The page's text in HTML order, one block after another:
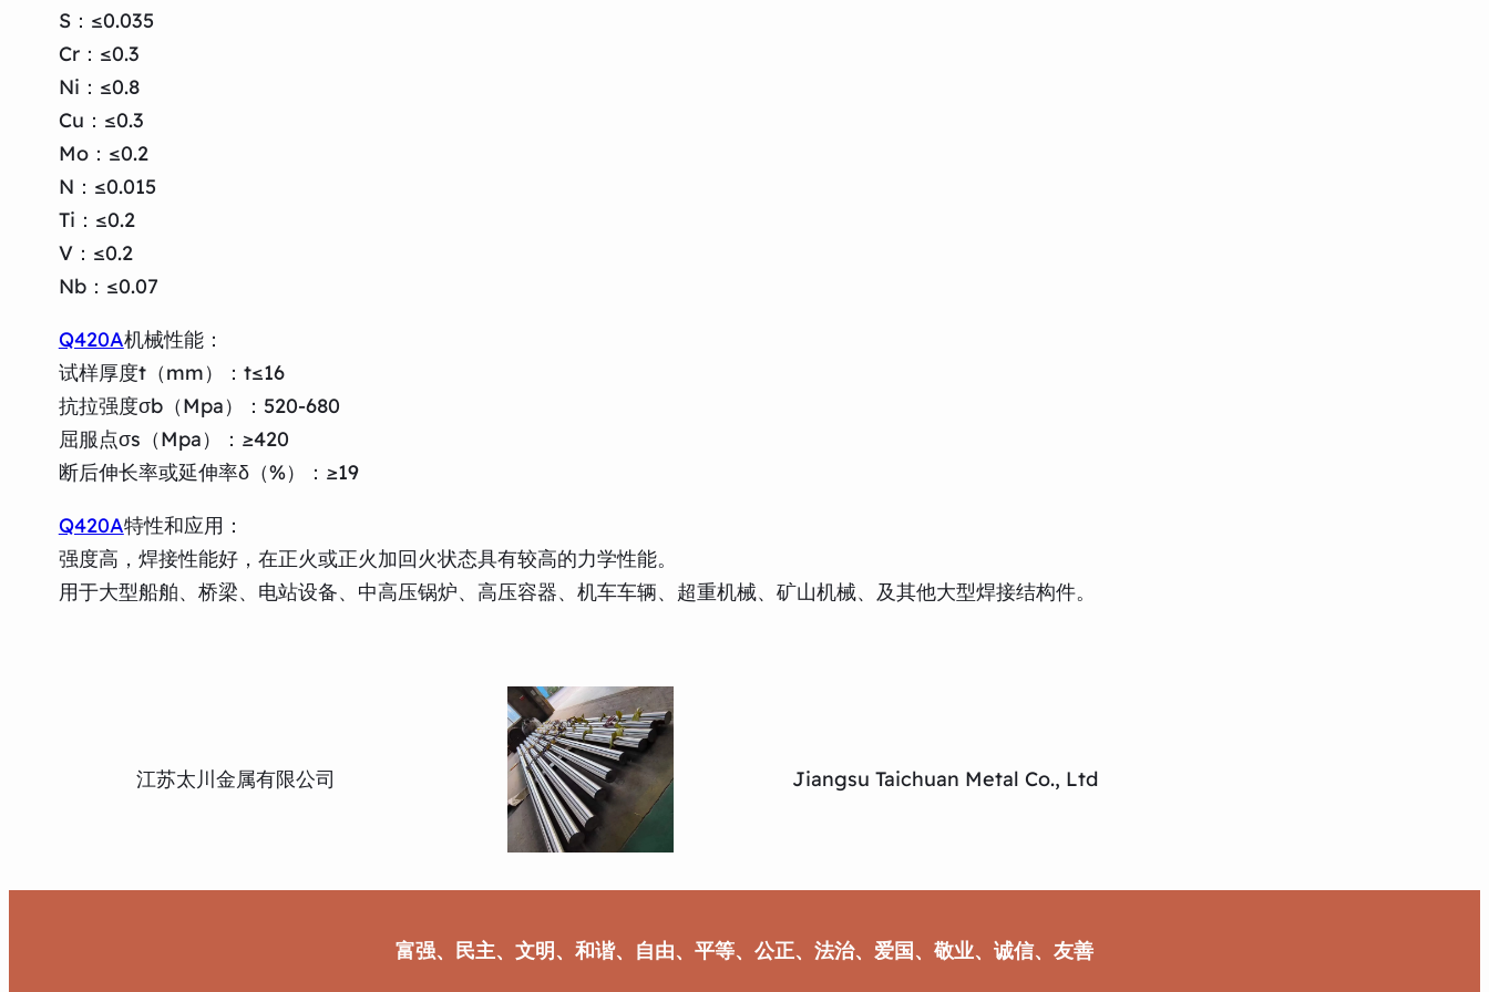
S：≤0.035
Cr：≤0.3
Ni：≤0.8
Cu：≤0.3
Mo：≤0.2
N：≤0.015
Ti：≤0.2
V：≤0.2
Nb：≤0.07
Q420A机械性能：
试样厚度t（mm）：t≤16
抗拉强度σb（Mpa）：520-680
屈服点σs（Mpa）：≥420
断后伸长率或延伸率δ（%）：≥19
Q420A特性和应用：
强度高，焊接性能好，在正火或正火加回火状态具有较高的力学性能。
用于大型船舶、桥梁、电站设备、中高压锅炉、高压容器、机车车辆、超重机械、矿山机械、及其他大型焊接结构件。
江苏太川金属有限公司 Jiangsu Taichuan Metal Co., Ltd
富强、民主、文明、和谐、自由、平等、公正、法治、爱国、敬业、诚信、友善